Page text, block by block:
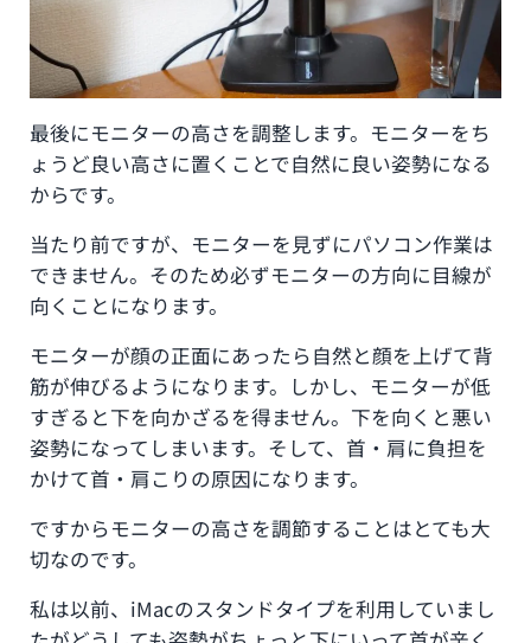
最後にモニターの高さを調整します。モニターをち
ょうど良い高さに置くことで自然に良い姿勢になる
からです。
当たり前ですが、モニターを見ずにパソコン作業は
できません。そのため必ずモニターの方向に目線が
向くことになります。
モニターが顔の正面にあったら自然と顔を上げて背
筋が伸びるようになります。しかし、モニターが低
すぎると下を向かざるを得ません。下を向くと悪い
姿勢になってしまいます。そして、首・肩に負担を
かけて首・肩こりの原因になります。
ですからモニターの高さを調節することはとても大
切なのです。
私は以前、iMacのスタンドタイプを利用していまし